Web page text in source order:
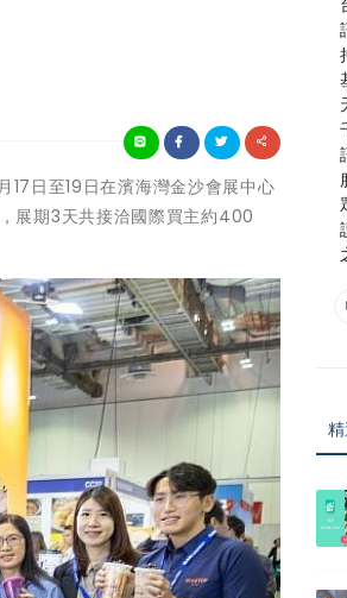
日至19日在濱海灣金沙會展中心
展期3天共接洽國際買主約400